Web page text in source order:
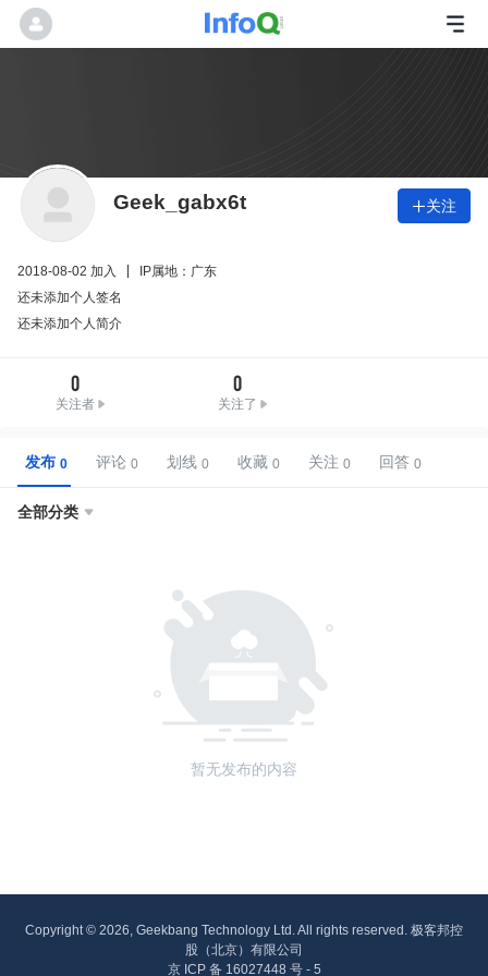
Geek_gabx6t 关注
2018-08-02 加入
IP属地：广东
还未添加个人签名
还未添加个人简介
0
关注者
0
关注了
发布 评论 划线 收藏 关注 回答
全部分类 
暂无发布的内容
Copyright © 2026, Geekbang Technology Ltd. All rights reserved. 极客邦控
股（北京）有限公司
京 ICP 备 16027448 号 - 5